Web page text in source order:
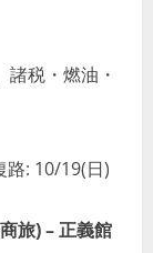
諸税・燃油・
路: 10/19(日)
旅) – 正義館